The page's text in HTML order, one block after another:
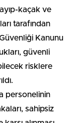
kaçak ve
tarafından
Kanunu
güvenli
risklere
personelinin
sahipsiz